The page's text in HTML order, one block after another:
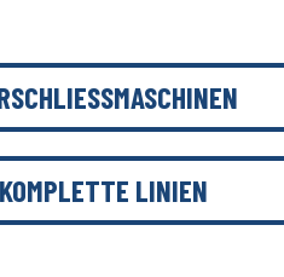
KOMPLETTE LINIEN